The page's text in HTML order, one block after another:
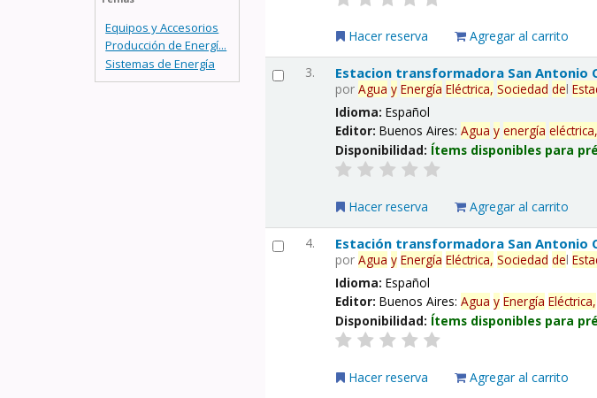
Equipos y Accesorios
Producción de Energí...
Sistemas de Energía
Hacer reserva Agregar al carrito
3. Estacion transformadora San Antonio
porAgua y Energía Eléctrica, Sociedad del
Idioma:Español
Editor:Buenos Aires:Agua y energía eléctrica,
Disponibilidad: Ítems disponibles para
Hacer reserva Agregar al carrito
4. Estación transformadora San Antonio
porAgua y Energía Eléctrica, Sociedad del
Idioma:Español
Editor:Buenos Aires:Agua y Energía Eléctrica,
Disponibilidad: Ítems disponibles para
Hacer reserva Agregar al carrito